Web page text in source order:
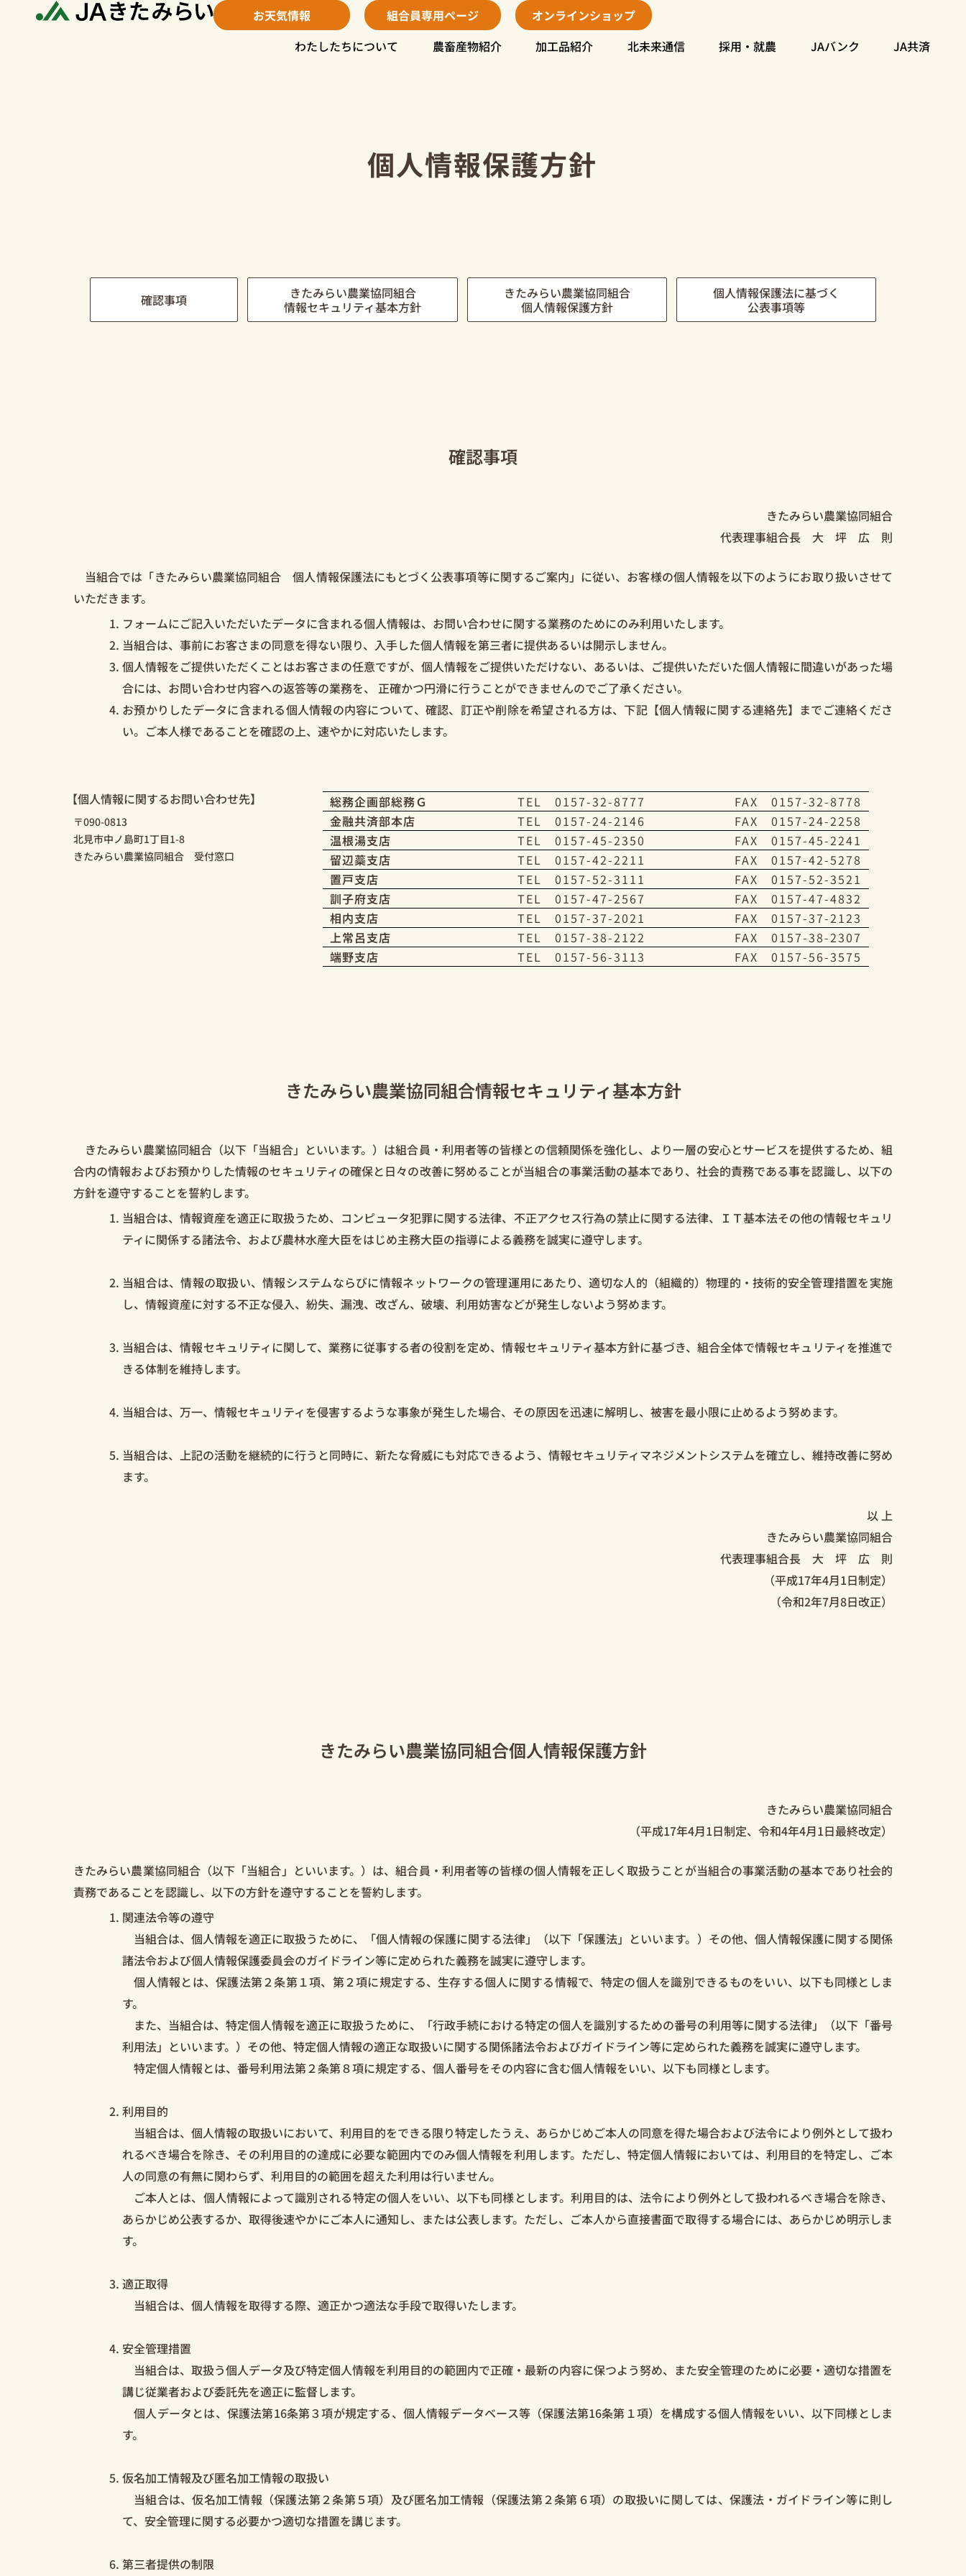
お天気情報 組合員専用ページ
オンラインショップ
わたしたちについて
農畜産物紹介 加工品紹介 北未来通信 採用・就農 JAバンク JA共済
個人情報保護方針
確認事項
きたみらい農業協同組合
情報セキュリティ基本方針
きたみらい農業協同組合
個人情報保護方針
個人情報保護法に基づく
公表事項等
確認事項
きたみらい農業協同組合
代表理事組合長 大 坪 広 則
当組合では「きたみらい農業協同組合 個人情報保護法にもとづく公表事項等に関するご案内」に従い、お客様の個人情報を以下のようにお取り扱いさせて
いただきます。
フォームにご記入いただいたデータに含まれる個人情報は、お問い合わせに関する業務のためにのみ利用いたします。
当組合は、事前にお客さまの同意を得ない限り、入手した個人情報を第三者に提供あるいは開示しません。
個人情報をご提供いただくことはお客さまの任意ですが、個人情報をご提供いただけない、あるいは、ご提供いただいた個人情報に間違いがあった場
合には、お問い合わせ内容への返答等の業務を、 正確かつ円滑に行うことができませんのでご了承ください。
お預かりしたデータに含まれる個人情報の内容について、確認、訂正や削除を希望される方は、下記【個人情報に関する連絡先】までご連絡くださ
い。ご本人様であることを確認の上、速やかに対応いたします。
【個人情報に関するお問い合わせ先】
〒090-0813
北見市中ノ島町1丁目1-8
きたみらい農業協同組合 受付窓口
総務企画部総務Ｇ TEL 0157-32-8777
FAX 0157-32-8778
金融共済部本店
TEL 0157-24-2146
FAX 0157-24-2258
温根湯支店
TEL 0157-45-2350
FAX 0157-45-2241
留辺蘂支店
TEL 0157-42-2211
FAX 0157-42-5278
置戸支店
TEL 0157-52-3111
FAX 0157-52-3521
訓子府支店
TEL 0157-47-2567
FAX 0157-47-4832
相内支店
TEL 0157-37-2021
FAX 0157-37-2123
上常呂支店
TEL 0157-38-2122
FAX 0157-38-2307
端野支店
TEL 0157-56-3113 FAX 0157-56-3575
きたみらい農業協同組合情報セキュリティ基本⽅針
きたみらい農業協同組合（以下「当組合」といいます。）は組合員・利用者等の皆様との信頼関係を強化し、より一層の安心とサービスを提供するため、組
合内の情報およびお預かりした情報のセキュリティの確保と日々の改善に努めることが当組合の事業活動の基本であり、社会的責務である事を認識し、以下の
方針を遵守することを誓約します。
当組合は、情報資産を適正に取扱うため、コンピュータ犯罪に関する法律、不正アクセス行為の禁止に関する法律、ＩＴ基本法その他の情報セキュリ
ティに関係する諸法令、および農林水産大臣をはじめ主務大臣の指導による義務を誠実に遵守します。
当組合は、情報の取扱い、情報システムならびに情報ネットワークの管理運用にあたり、適切な人的（組織的）物理的・技術的安全管理措置を実施
し、情報資産に対する不正な侵入、紛失、漏洩、改ざん、破壊、利用妨害などが発生しないよう努めます。
当組合は、情報セキュリティに関して、業務に従事する者の役割を定め、情報セキュリティ基本方針に基づき、組合全体で情報セキュリティを推進で
きる体制を維持します。
当組合は、万一、情報セキュリティを侵害するような事象が発生した場合、その原因を迅速に解明し、被害を最小限に止めるよう努めます。
当組合は、上記の活動を継続的に行うと同時に、新たな脅威にも対応できるよう、情報セキュリティマネジメントシステムを確立し、維持改善に努め
ます。
以 上
きたみらい農業協同組合
代表理事組合長 大 坪 広 則
（平成17年4⽉1⽇制定）
（令和2年7⽉8⽇改正）
きたみらい農業協同組合個⼈情報保護⽅針
きたみらい農業協同組合
（平成17年4月1日制定、令和4年4月1日最終改定）
きたみらい農業協同組合（以下「当組合」といいます。）は、組合員・利用者等の皆様の個人情報を正しく取扱うことが当組合の事業活動の基本であり社会的
責務であることを認識し、以下の方針を遵守することを誓約します。
関連法令等の遵守
当組合は、個人情報を適正に取扱うために、「個人情報の保護に関する法律」（以下「保護法」といいます。）その他、個人情報保護に関する関係
諸法令および個人情報保護委員会のガイドライン等に定められた義務を誠実に遵守します。
個人情報とは、保護法第２条第１項、第２項に規定する、生存する個人に関する情報で、特定の個人を識別できるものをいい、以下も同様としま
す。
また、当組合は、特定個人情報を適正に取扱うために、「行政手続における特定の個人を識別するための番号の利用等に関する法律」（以下「番号
利用法」といいます。）その他、特定個人情報の適正な取扱いに関する関係諸法令およびガイドライン等に定められた義務を誠実に遵守します。
特定個人情報とは、番号利用法第２条第８項に規定する、個人番号をその内容に含む個人情報をいい、以下も同様とします。
利用目的
当組合は、個人情報の取扱いにおいて、利用目的をできる限り特定したうえ、あらかじめご本人の同意を得た場合および法令により例外として扱わ
れるべき場合を除き、その利用目的の達成に必要な範囲内でのみ個人情報を利用します。ただし、特定個人情報においては、利用目的を特定し、ご本
人の同意の有無に関わらず、利用目的の範囲を超えた利用は行いません。
ご本人とは、個人情報によって識別される特定の個人をいい、以下も同様とします。利用目的は、法令により例外として扱われるべき場合を除き、
あらかじめ公表するか、取得後速やかにご本人に通知し、または公表します。ただし、ご本人から直接書面で取得する場合には、あらかじめ明示しま
す。
適正取得
当組合は、個人情報を取得する際、適正かつ適法な手段で取得いたします。
安全管理措置
当組合は、取扱う個人データ及び特定個人情報を利用目的の範囲内で正確・最新の内容に保つよう努め、また安全管理のために必要・適切な措置を
講じ従業者および委託先を適正に監督します。
個人データとは、保護法第16条第３項が規定する、個人情報データベース等（保護法第16条第１項）を構成する個人情報をいい、以下同様としま
す。
仮名加工情報及び匿名加工情報の取扱い
当組合は、仮名加工情報（保護法第２条第５項）及び匿名加工情報（保護法第２条第６項）の取扱いに関しては、保護法・ガイドライン等に則し
て、安全管理に関する必要かつ適切な措置を講じます。
第三者提供の制限